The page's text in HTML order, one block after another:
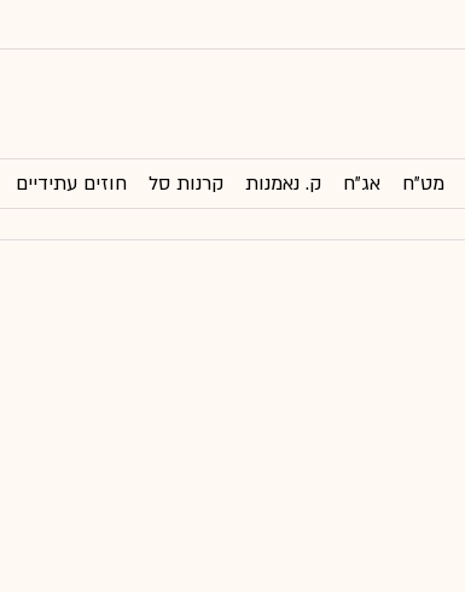
מט"ח אג"ח ק. נאמנות קרנות סל חוזים עתידיים